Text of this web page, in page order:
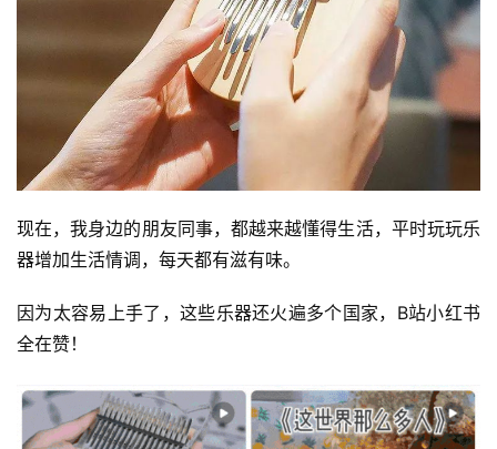
现在，我身边的朋友同事，都越来越懂得生活，平时玩玩乐
器增加生活情调，每天都有滋有味。
因为太容易上手了，这些乐器还火遍多个国家，B站小红书
全在赞！